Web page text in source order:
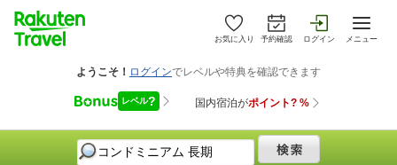
お気に入り 予約確認 ログイン メニュー